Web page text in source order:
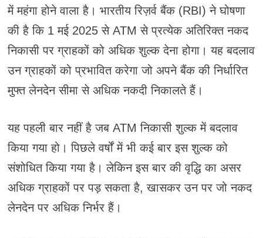
में महंगा होने वाला है। भारतीय रिज़र्व बैंक (RBI) ने घोषणा
की है कि 1 मई 2025 से ATM से प्रत्येक अतिरिक्त नकद
निकासी पर ग्राहकों को अधिक शुल्क देना होगा। यह बदलाव
उन ग्राहकों को प्रभावित करेगा जो अपने बैंक की निर्धारित
मुफ्त लेनदेन सीमा से अधिक नकदी निकालते हैं।
यह पहली बार नहीं है जब ATM निकासी शुल्क में बदलाव
किया गया हो। पिछले वर्षों में भी कई बार इस शुल्क को
संशोधित किया गया है। लेकिन इस बार की वृद्धि का असर
अधिक ग्राहकों पर पड़ सकता है, खासकर उन पर जो नकद
लेनदेन पर अधिक निर्भर हैं।